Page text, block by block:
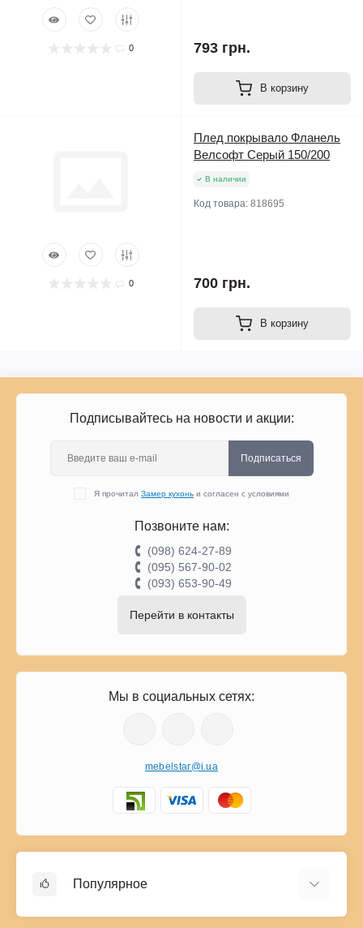
0 793 грн.
В корзину
0
Плед покрывало Фланель
Велсофт Серый 150/200
В наличии
Код товара: 818695
700 грн.
В корзину
Подписывайтесь на новости и акции:
Подписаться
Я прочитал Замер кухонь и согласен с условиями
Позвоните нам:
(098) 624-27-89
(095) 567-90-02
(093) 653-90-49
Перейти в контакты
Мы в социальных сетях:
mebelstar@i.ua
Популярное